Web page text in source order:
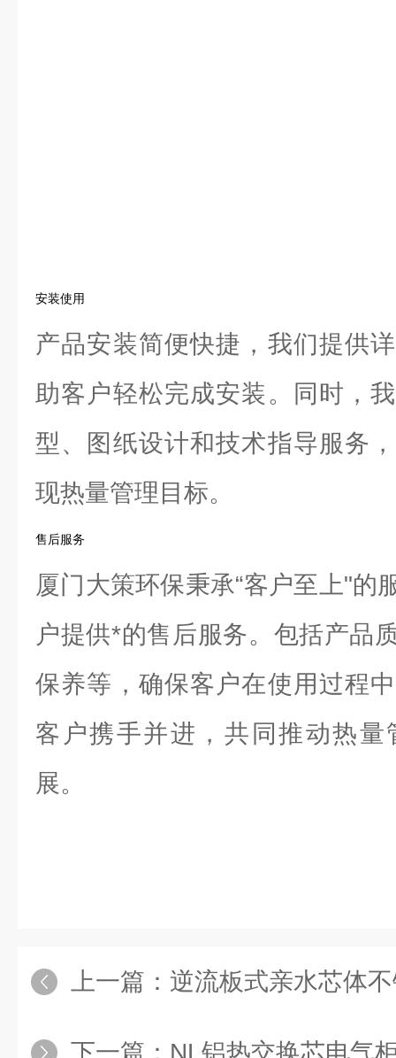
安装使用
产品安装简便快捷，我们提供
助客户轻松完成安装。同时，
型、图纸设计和技术指导服务
现热量管理目标。
售后服务
厦门大策环保秉承“客户至上"的
户提供*的售后服务。包括产品
保养等，确保客户在使用过程
客户携手并进，共同推动热
展。
上一篇： 逆流板式亲水芯体
下一篇： NL铝热交换芯电气柜电